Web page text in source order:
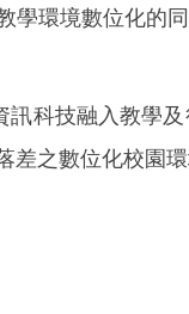
環境數位化的
科技融入教學
之數位化校園環